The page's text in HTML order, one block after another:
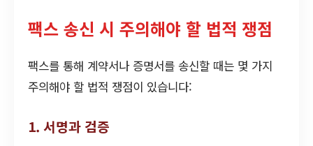
팩스 송신 시 주의해야 할 법적 쟁점
팩스를 통해 계약서나 증명서를 송신할 때는 몇 가지
주의해야 할 법적 쟁점이 있습니다:
1. 서명과 검증